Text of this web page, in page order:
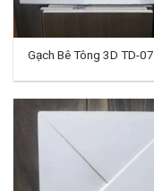
Gạch Bê Tông 3D TD-07